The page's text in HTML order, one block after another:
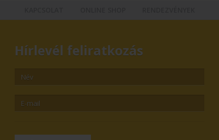
Hírlevél feliratkozás